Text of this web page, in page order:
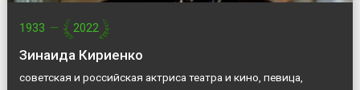
1933 — 2022
Зинаида Кириенко
советская и российская актриса театра и кино, певица,